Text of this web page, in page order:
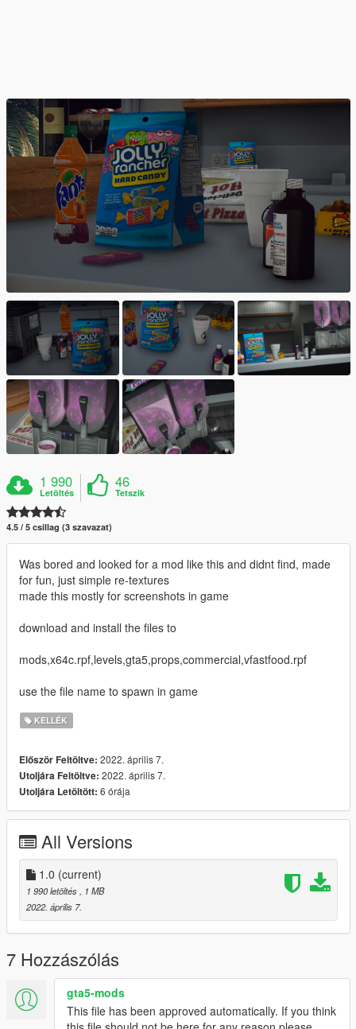
1 990
Letöltés
46
Tetszik
4.5 / 5 csillag (3 szavazat)
Was bored and looked for a mod like this and didnt find, made
for fun, just simple re-textures
made this mostly for screenshots in game
download and install the files to
mods,x64c.rpf,levels,gta5,props,commercial,vfastfood.rpf
use the file name to spawn in game
KELLÉK
Először Feltöltve: 2022. április 7.
Utoljára Feltöltve: 2022. április 7.
Utoljára Letöltött: 6 órája
All Versions
1.0 (current)
1 990 letöltés
, 1 MB
2022. április 7.
7 Hozzászólás
gta5-mods
This file has been approved automatically. If you think